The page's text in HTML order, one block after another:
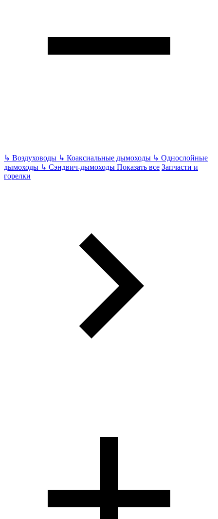
↳ Воздуховоды ↳ Коаксиальные дымоходы ↳ Однослойные
дымоходы ↳ Сэндвич-дымоходы Показать все Запчасти и
горелки